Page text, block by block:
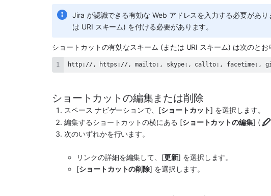
Jira が認識できる有効な Web アドレスを入力する必要があ
は URI スキーム) を付ける必要があります。
ショートカットの有効なスキーム (または URI スキーム) は次のとお
http://, https://, mailto:, skype:, callto:, facetime:,
ショートカットの編集または削除
スペース ナビゲーションで、[ショートカット] を選択します。
編集するショートカットの横にある [ショートカットの編集] (
次のいずれかを行います。
リンクの詳細を編集して、[更新] を選択します。
[ショートカットの削除] を選択します。